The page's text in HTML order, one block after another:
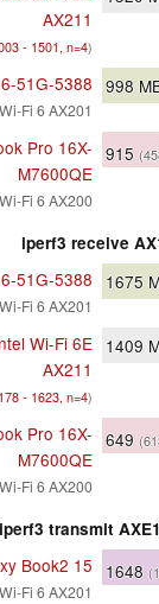
AX211
- 1501, n=4)
51G-5388
Fi 6 AX201
998
Pro 16X-
M7600QE
Fi 6 AX200
915
iperf3 receive
51G-5388
Fi 6 AX201
1675
Wi-Fi 6E
AX211
- 1623, n=4)
1409
Pro 16X-
M7600QE
Fi 6 AX200
649
iperf3 transmit
Book2 15
Fi 6 AX201
1648